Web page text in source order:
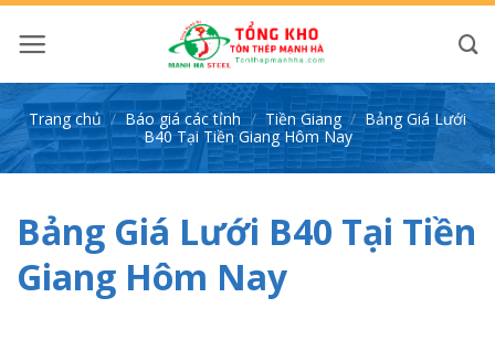
qua
nội
dungTrang chủ / Báo giá các tỉnh / Tiền Giang / Bảng Giá Lưới
B40 Tại Tiền Giang Hôm Nay
Bảng Giá Lưới B40 Tại Tiền
Giang Hôm Nay